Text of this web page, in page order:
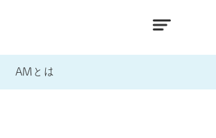
AMとは